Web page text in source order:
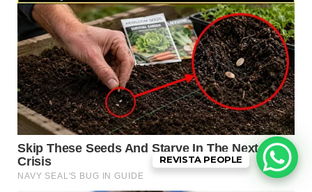
REVISTA PEOPLE